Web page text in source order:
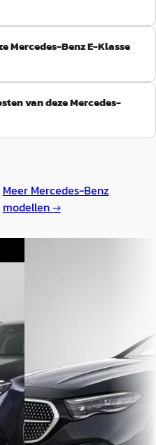
Mercedes-Benz E-Klasse
van deze Mercedes-
Meer Mercedes-Benz
modellen →
v.a. € 1.840/mnd
Boven markt
2026 · 15 km · Hybride ·